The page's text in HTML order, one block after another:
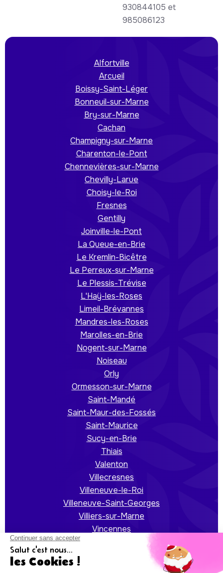
930844105 et
985086123
Alfortville
Arcueil
Boissy-Saint-Léger
Bonneuil-sur-Marne
Bry-sur-Marne
Cachan
Champigny-sur-Marne
Charenton-le-Pont
Chennevières-sur-Marne
Chevilly-Larue
Choisy-le-Roi
Fresnes
Gentilly
Joinville-le-Pont
La Queue-en-Brie
Le Kremlin-Bicêtre
Le Perreux-sur-Marne
Le Plessis-Trévise
L'Haÿ-les-Roses
Limeil-Brévannes
Mandres-les-Roses
Marolles-en-Brie
Nogent-sur-Marne
Noiseau
Orly
Ormesson-sur-Marne
Saint-Mandé
Saint-Maur-des-Fossés
Saint-Maurice
Sucy-en-Brie
Thiais
Valenton
Villecresnes
Villeneuve-le-Roi
Villeneuve-Saint-Georges
Villiers-sur-Marne
Vincennes